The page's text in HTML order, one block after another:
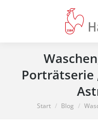
Porträtserie
Sie befinden sich
Start Blog